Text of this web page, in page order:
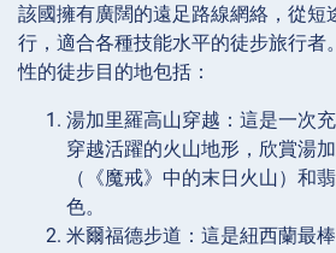
該國擁有廣闊的遠足路線網絡，從短
行，適合各種技能水平的徒步旅行者
性的徒步目的地包括：
湯加里羅高山穿越：這是一次
穿越活躍的火山地形，欣賞湯
（《魔戒》中的末日火山）和
色。
米爾福德步道：這是紐西蘭最